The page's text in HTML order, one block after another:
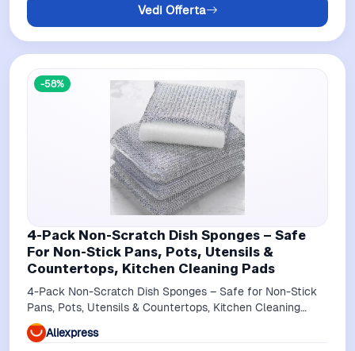
Vedi Offerta
-58%
4-Pack Non-Scratch Dish Sponges – Safe
For Non-Stick Pans, Pots, Utensils &
Countertops, Kitchen Cleaning Pads
4-Pack Non-Scratch Dish Sponges – Safe for Non-Stick
Pans, Pots, Utensils & Countertops, Kitchen Cleaning
Pads
Aliexpress